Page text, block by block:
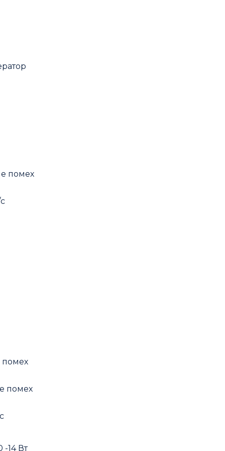
помех
помех
помех
-14 Вт